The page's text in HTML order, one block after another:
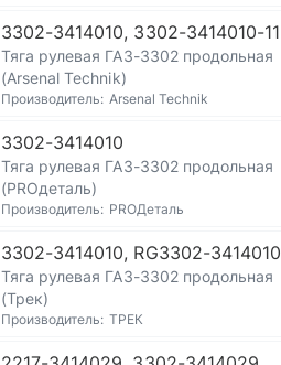
3302-3414010, 3302-3414010-11
Тяга рулевая ГАЗ-3302 продольная
(Arsenal Technik)
Производитель: Arsenal Technik
3302-3414010
Тяга рулевая ГАЗ-3302 продольная
(PROдеталь)
Производитель: PROДеталь
3302-3414010, RG3302-3414010
Тяга рулевая ГАЗ-3302 продольная
(Трек)
Производитель: ТРЕК